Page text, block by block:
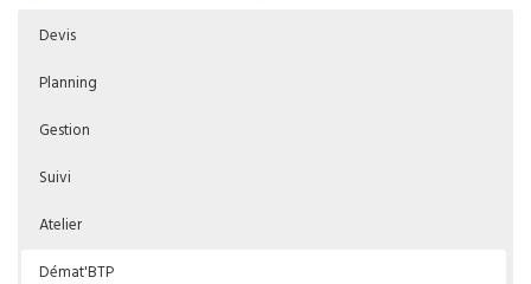
Devis
Planning
Gestion
Suivi
Atelier
Démat'BTP